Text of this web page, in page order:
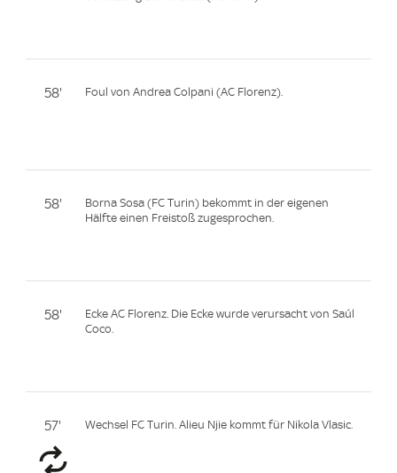
58' Foul von Andrea Colpani (AC Florenz).
58'
Borna Sosa (FC Turin) bekommt in der eigenen
Hälfte einen Freistoß zugesprochen.
58'
Ecke AC Florenz. Die Ecke wurde verursacht von Saúl
Coco.
57' Wechsel FC Turin. Alieu Njie kommt für Nikola Vlasic.